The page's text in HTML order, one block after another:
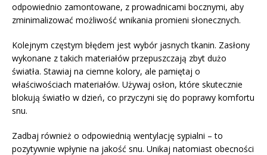
odpowiednio zamontowane, z prowadnicami bocznymi, aby
zminimalizować możliwość wnikania promieni słonecznych.
Kolejnym częstym błędem jest wybór jasnych tkanin. Zasłony
wykonane z takich materiałów przepuszczają zbyt dużo
światła. Stawiaj na ciemne kolory, ale pamiętaj o
właściwościach materiałów. Używaj osłon, które skutecznie
blokują światło w dzień, co przyczyni się do poprawy komfortu
snu.
Zadbaj również o odpowiednią wentylację sypialni – to
pozytywnie wpłynie na jakość snu. Unikaj natomiast obecności